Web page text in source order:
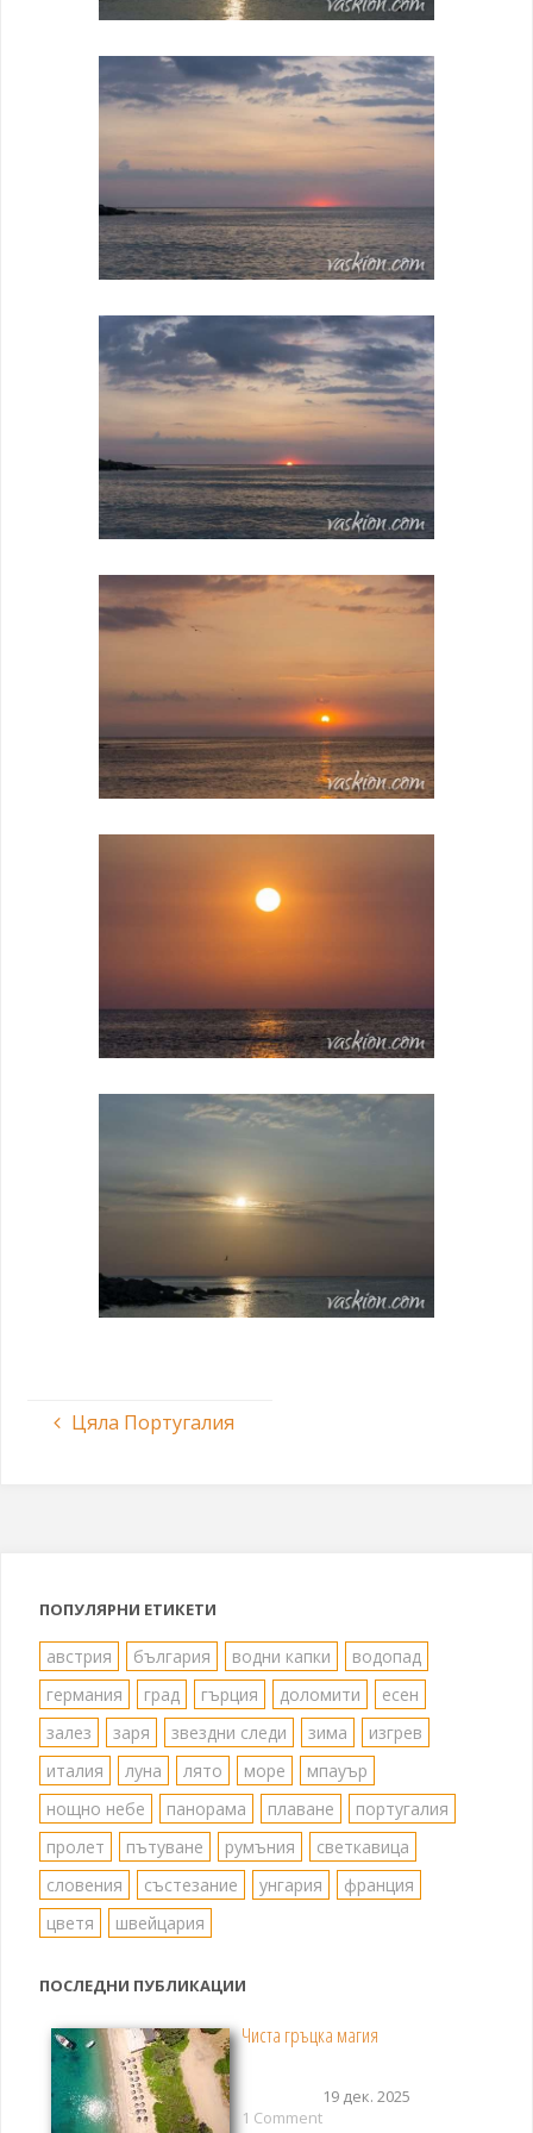
Цяла Португалия
ПОПУЛЯРНИ ЕТИКЕТИ
австрия българия водни капки
водопад
германия
град гърция доломити
есен
залез
заря звездни следи зима
изгрев
италия
луна лято море
мпауър
нощно небе
панорама плаване
португалия
пролет
пътуване румъния
светкавица
словения
състезание унгария
франция
цветя
швейцария
ПОСЛЕДНИ ПУБЛИКАЦИИ
Чиста гръцка магия
19 дек. 2025
1 Comment